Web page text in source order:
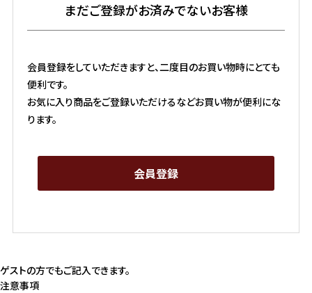
まだご登録がお済みでないお客様
会員登録をしていただきますと、二度目のお買い物時にとても
便利です。
お気に入り商品をご登録いただけるなどお買い物が便利にな
ります。
会員登録
ゲストの方でもご記入できます。
注意事項